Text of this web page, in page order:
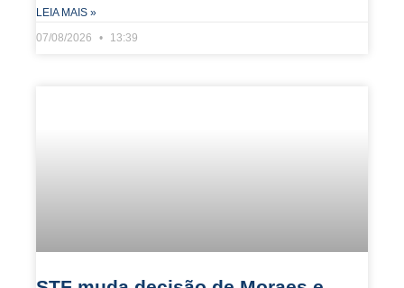
LEIA MAIS »
07/08/2026
13:39